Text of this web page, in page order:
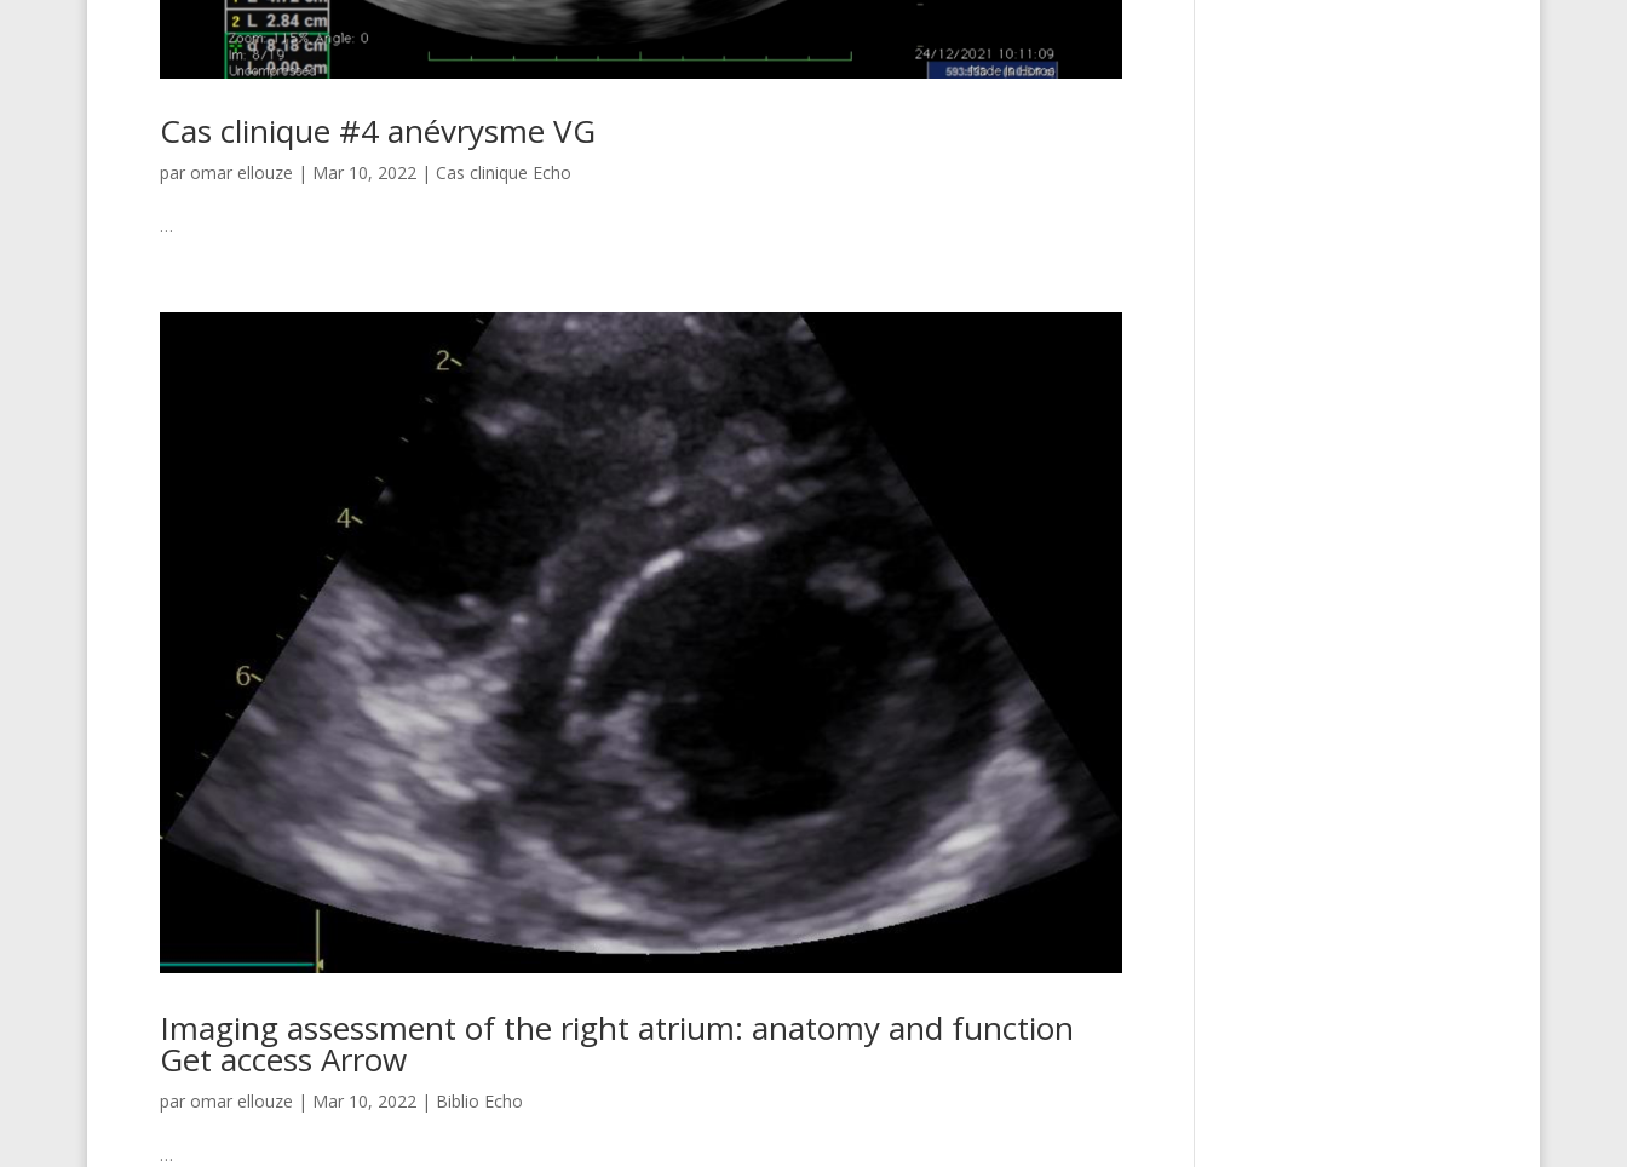
Cas clinique #4 anévrysme VG
par omar ellouze | Mar 10, 2022 | Cas clinique Echo
…
Imaging assessment of the right atrium: anatomy and function
Get access Arrow
par omar ellouze | Mar 10, 2022 | Biblio Echo
…